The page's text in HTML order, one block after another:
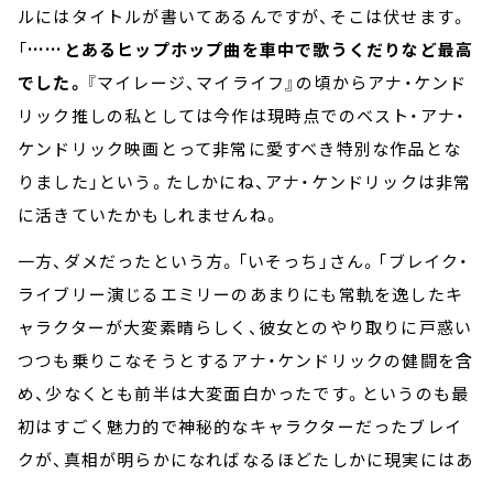
ルにはタイトルが書いてあるんですが、そこは伏せます。
「……とあるヒップホップ曲を車中で歌うくだりなど最高
でした。 『マイレージ、マイライフ』の頃からアナ・ケンド
リック推しの私としては今作は現時点でのベスト・アナ・
ケンドリック映画とって非常に愛すべき特別な作品とな
りました」という。たしかにね、アナ・ケンドリックは非常
に活きていたかもしれませんね。
一方、ダメだったという方。「いそっち」さん。「ブレイク・
ライブリー演じるエミリーのあまりにも常軌を逸したキ
ャラクターが大変素晴らしく、彼女とのやり取りに戸惑い
つつも乗りこなそうとするアナ・ケンドリックの健闘を含
め、少なくとも前半は大変面白かったです。というのも最
初はすごく魅力的で神秘的なキャラクターだったブレイ
クが、真相が明らかになればなるほどたしかに現実にはあ